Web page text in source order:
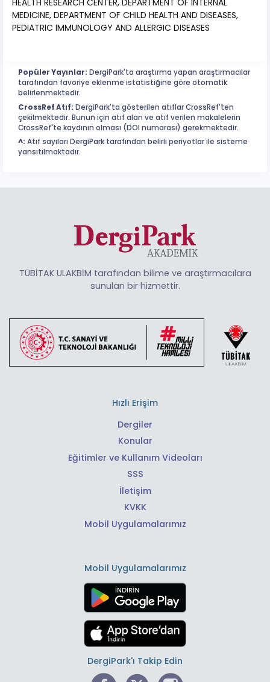
HEALTH RESEARCH CENTER, DEPARTMENT OF INTERNAL
MEDICINE, DEPARTMENT OF CHILD HEALTH AND DISEASES,
PEDIATRIC IMMUNOLOGY AND ALLERGIC DISEASES
Popüler Yayınlar: DergiPark'ta araştırma yapan araştırmacılar
tarafından favoriye eklenme istatistiğine göre otomatik
belirlenmektedir.
CrossRef Atıf: DergiPark'ta gösterilen atıflar CrossRef'ten
çekilmektedir. Bunun için atıf alan ve atıf verilen makalelerin
CrossRef'te kaydının olması (DOI numarası) gerekmektedir.
^: Atıf sayıları DergiPark tarafından belirli periyotlar ile sisteme
yansıtılmaktadır.
TÜBİTAK ULAKBİM tarafından bilime ve araştırmacılara
sunulan bir hizmettir.
Hızlı Erişim
Dergiler
Konular
Eğitimler ve Kullanım Videoları
SSS
İletişim
KVKK
Mobil Uygulamalarımız
Mobil Uygulamalarımız
DergiPark'ı Takip Edin